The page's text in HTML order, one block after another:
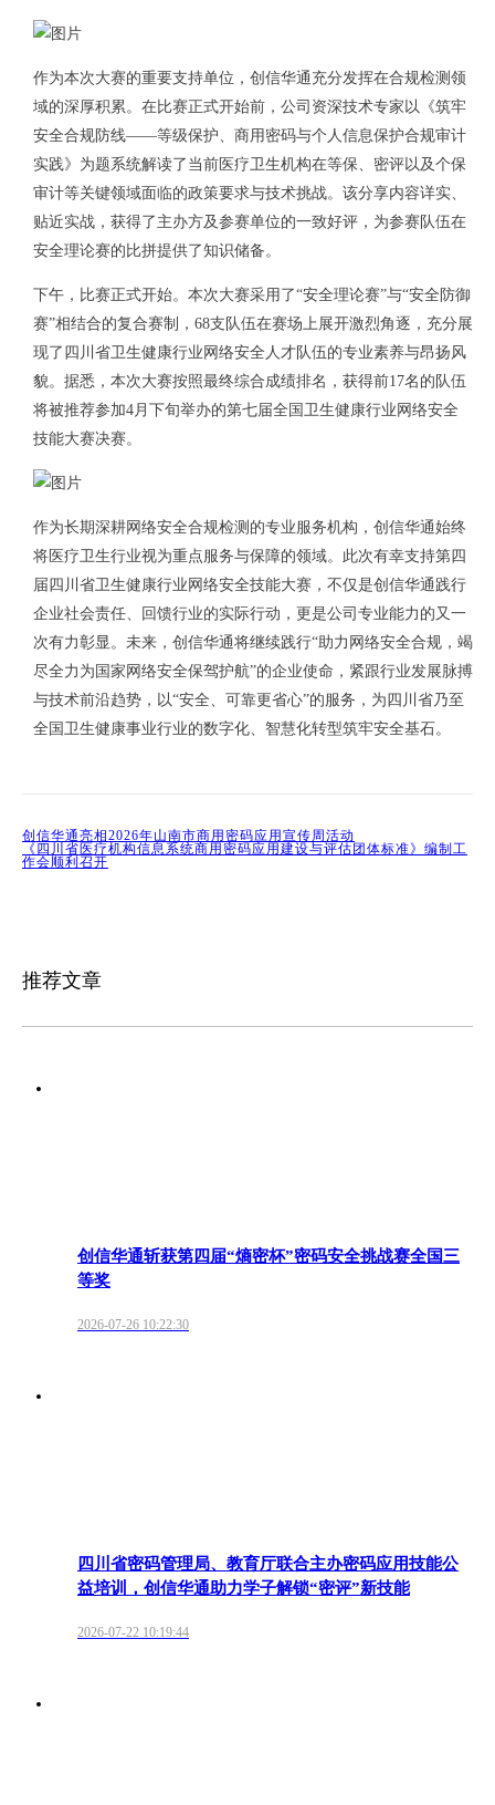
作为本次大赛的重要支持单位，创信华通充分发挥在合规检测领
域的深厚积累。在比赛正式开始前，公司资深技术专家以《筑牢
安全合规防线——等级保护、商用密码与个人信息保护合规审计
实践》为题系统解读了当前医疗卫生机构在等保、密评以及个保
审计等关键领域面临的政策要求与技术挑战。该分享内容详实、
贴近实战，获得了主办方及参赛单位的一致好评，为参赛队伍在
安全理论赛的比拼提供了知识储备。
下午，比赛正式开始。本次大赛采用了“安全理论赛”与“安全防御
赛”相结合的复合赛制，68支队伍在赛场上展开激烈角逐，充分展
现了四川省卫生健康行业网络安全人才队伍的专业素养与昂扬风
貌。据悉，本次大赛按照最终综合成绩排名，获得前17名的队伍
将被推荐参加4月下旬举办的第七届全国卫生健康行业网络安全
技能大赛决赛。
作为长期深耕网络安全合规检测的专业服务机构，创信华通始终
将医疗卫生行业视为重点服务与保障的领域。此次有幸支持第四
届四川省卫生健康行业网络安全技能大赛，不仅是创信华通践行
企业社会责任、回馈行业的实际行动，更是公司专业能力的又一
次有力彰显。未来，创信华通将继续践行“助力网络安全合规，竭
尽全力为国家网络安全保驾护航”的企业使命，紧跟行业发展脉搏
与技术前沿趋势，以“安全、可靠更省心”的服务，为四川省乃至
全国卫生健康事业行业的数字化、智慧化转型筑牢安全基石。
创信华通亮相2026年山南市商用密码应用宣传周活动
《四川省医疗机构信息系统商用密码应用建设与评估团体标准》编制工
作会顺利召开
推荐文章
创信华通斩获第四届“熵密杯”密码安全挑战赛全国三
等奖
2026-07-26 10:22:30
四川省密码管理局、教育厅联合主办密码应用技能公
益培训，创信华通助力学子解锁“密评”新技能
2026-07-22 10:19:44